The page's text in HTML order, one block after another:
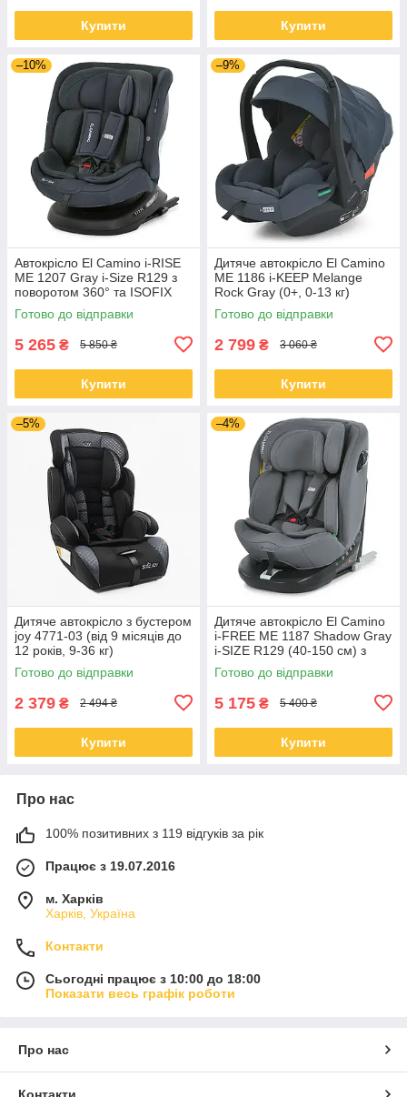
Купити Купити
–10%
Автокрісло El Camino i-RISE
ME 1207 Gray i-Size R129 з
поворотом 360° та ISOFIX
Готово до відправки
5 265 ₴ 5 850 ₴
Купити
–9%
Дитяче автокрісло El Camino
ME 1186 i-KEEP Melange
Rock Gray (0+, 0-13 кг)
Готово до відправки
2 799 ₴ 3 060 ₴
Купити
–5%
Дитяче автокрісло з бустером
joy 4771-03 (від 9 місяців до
12 років, 9-36 кг)
Готово до відправки
2 379 ₴ 2 494 ₴
Купити
–4%
Дитяче автокрісло El Camino
i-FREE ME 1187 Shadow Gray
i-SIZE R129 (40-150 см) з
поворотом на 360°, ISOFIX
та Top Tether
Готово до відправки
5 175 ₴ 5 400 ₴
Купити
Про нас
100% позитивних з 119 відгуків за рік
Працює з 19.07.2016
м. Харків
Харків, Україна
Контакти
Сьогодні працює з 10:00 до 18:00
Показати весь графік роботи
Про нас